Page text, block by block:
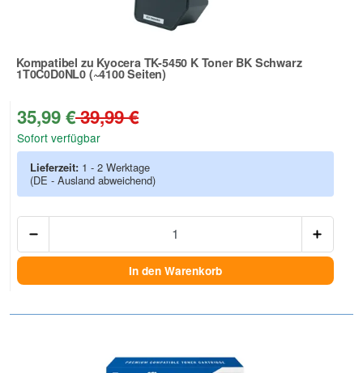
Kompatibel zu Kyocera TK-5450 K Toner BK Schwarz
1T0C0D0NL0 (~4100 Seiten)
Zur Artikelbewertung
35,99 €39,99 €
Sofort verfügbar
Lieferzeit: 1 - 2 Werktage
(DE - Ausland abweichend)
In den Warenkorb